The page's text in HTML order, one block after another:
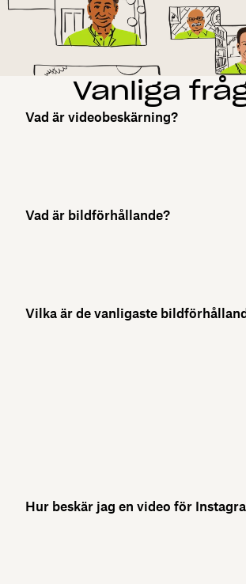
Vanliga
Vad är videobeskärning?
Vad är bildförhållande?
Vilka är de vanligaste
Hur beskär jag en video för